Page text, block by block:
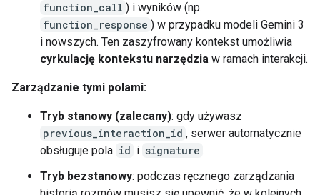
function_call ) i wyników (np.
function_response ) w przypadku modeli Gemini 3
i nowszych. Ten zaszyfrowany kontekst umożliwia
cyrkulację kontekstu narzędzia w ramach interakcji.
Zarządzanie tymi polami:
Tryb stanowy (zalecany): gdy używasz
previous_interaction_id , serwer automatycznie
obsługuje pola id i signature .
Tryb bezstanowy: podczas ręcznego zarządzania